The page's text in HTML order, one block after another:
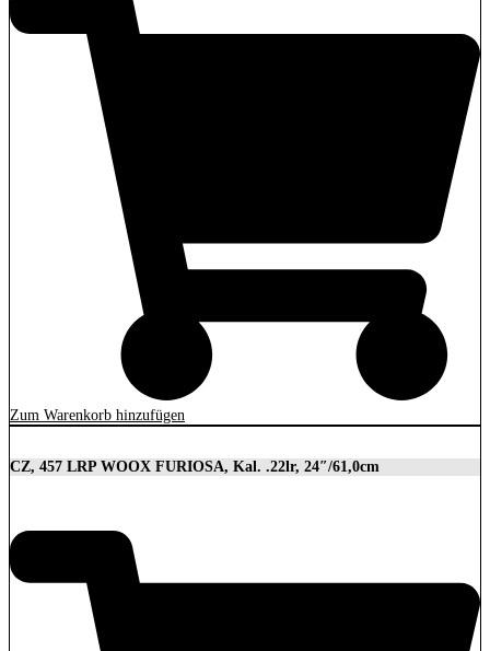
Zum Warenkorb hinzufügen
CZ, 457 LRP WOOX FURIOSA, Kal. .22lr, 24″/61,0cm